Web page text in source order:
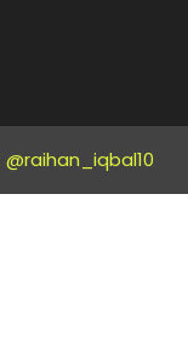
@raihan_iqbal10